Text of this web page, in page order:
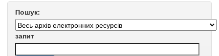
Пошук:
запит